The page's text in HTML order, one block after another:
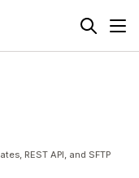
REST API, and SFTP